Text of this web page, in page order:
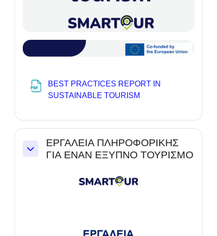
BEST PRACTICES REPORT IN
SUSTAINABLE TOURISM
Einklappen
ΕΡΓΑΛΕIΑ ΠΛΗΡΟΦΟΡΙΚHΣ
ΓΙΑ EΝΑΝ EΞΥΠΝΟ ΤΟΥΡΙΣΜO